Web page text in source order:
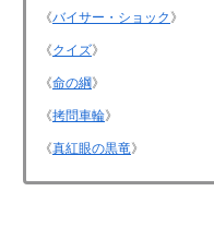
《バイサー・ショック 》
《クイズ》
《命の綱》
《拷問車輪》
《真紅眼の黒竜》